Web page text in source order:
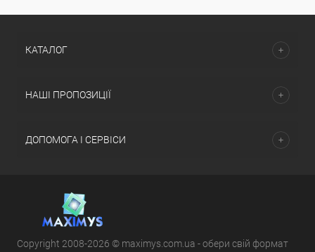
КАТАЛОГ
НАШІ ПРОПОЗИЦІЇ
ДОПОМОГА І СЕРВІСИ
Copyright 2008-2026 © maximys.com.ua - обери свій формат